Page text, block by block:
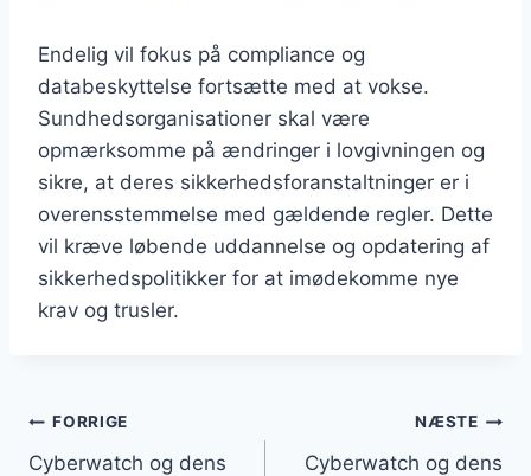
Endelig vil fokus på compliance og
databeskyttelse fortsætte med at vokse.
Sundhedsorganisationer skal være
opmærksomme på ændringer i lovgivningen og
sikre, at deres sikkerhedsforanstaltninger er i
overensstemmelse med gældende regler. Dette
vil kræve løbende uddannelse og opdatering af
sikkerhedspolitikker for at imødekomme nye
krav og trusler.
Indlægsnavigation
FORRIGE
Cyberwatch og dens
NÆSTE
Cyberwatch og dens